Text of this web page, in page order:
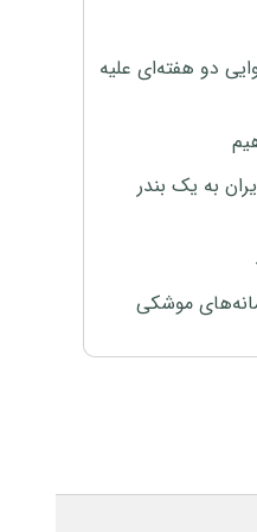
دو هفته‌ای علیه
به یک بندر
موشکی